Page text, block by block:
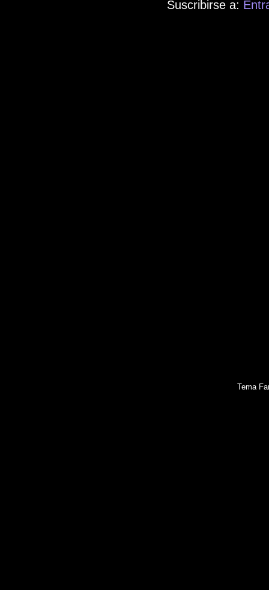
Suscribirse a:
Tema